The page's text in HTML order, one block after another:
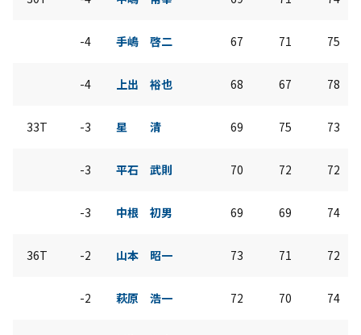
-4 手嶋 啓二 67 71 75
-4 上出 裕也 68 67 78
33T -3 星 清 69 75 73
-3 平石 武則 70 72 72
-3 中根 初男 69 69 74
36T -2 山本 昭一 73 71 72
-2 萩原 浩一 72 70 74